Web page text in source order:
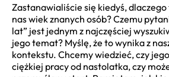
Zastanawialiście się kiedyś,
nas wiek znanych osób? Czemu
lat” jest jednym z najczęściej
jego temat? Myślę, że to wynika z
kontekstu. Chcemy wiedzieć, czy
ciężkiej pracy od nastolatka, czy